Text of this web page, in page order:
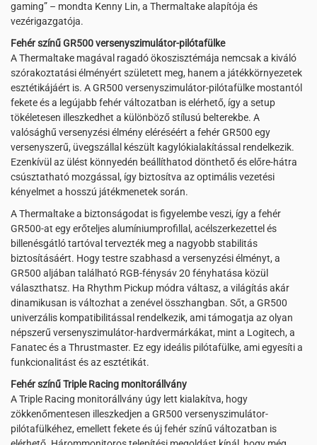
gaming” – mondta Kenny Lin, a Thermaltake alapítója és
vezérigazgatója.
Fehér színű GR500 versenyszimulátor-pilótafülke
A Thermaltake magával ragadó ökoszisztémája nemcsak a kiváló
szórakoztatási élményért született meg, hanem a játékkörnyezetek
esztétikájáért is. A GR500 versenyszimulátor-pilótafülke mostantól
fekete és a legújabb fehér változatban is elérhető, így a setup
tökéletesen illeszkedhet a különböző stílusú belterekbe. A
valósághű versenyzési élmény eléréséért a fehér GR500 egy
versenyszerű, üvegszállal készült kagylókialakítással rendelkezik.
Ezenkívül az ülést könnyedén beállíthatod dönthető és előre-hátra
csúsztatható mozgással, így biztosítva az optimális vezetési
kényelmet a hosszú játékmenetek során.
A Thermaltake a biztonságodat is figyelembe veszi, így a fehér
GR500-at egy erőteljes alumíniumprofillal, acélszerkezettel és
billenésgátló tartóval tervezték meg a nagyobb stabilitás
biztosításáért. Hogy testre szabhasd a versenyzési élményt, a
GR500 aljában található RGB-fénysáv 20 fényhatása közül
választhatsz. Ha Rhythm Pickup módra váltasz, a világítás akár
dinamikusan is változhat a zenével összhangban. Sőt, a GR500
univerzális kompatibilitással rendelkezik, ami támogatja az olyan
népszerű versenyszimulátor-hardvermárkákat, mint a Logitech, a
Fanatec és a Thrustmaster. Ez egy ideális pilótafülke, ami egyesíti a
funkcionalitást és az esztétikát.
Fehér színű Triple Racing monitorállvány
A Triple Racing monitorállvány úgy lett kialakítva, hogy
zökkenőmentesen illeszkedjen a GR500 versenyszimulátor-
pilótafülkéhez, emellett fekete és új fehér színű változatban is